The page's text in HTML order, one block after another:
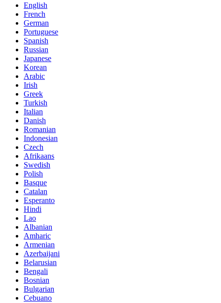
English
French
German
Portuguese
Spanish
Russian
Japanese
Korean
Arabic
Irish
Greek
Turkish
Italian
Danish
Romanian
Indonesian
Czech
Afrikaans
Swedish
Polish
Basque
Catalan
Esperanto
Hindi
Lao
Albanian
Amharic
Armenian
Azerbaijani
Belarusian
Bengali
Bosnian
Bulgarian
Cebuano